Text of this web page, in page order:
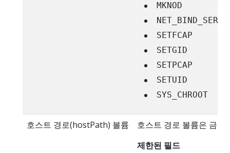
MKNOD
SETFCAP
SETGID
SETPCAP
SETUID
SYS_CHROOT
호스트 경로(hostPath) 볼륨
호스트 경로 볼륨은 금지
제한된 필드